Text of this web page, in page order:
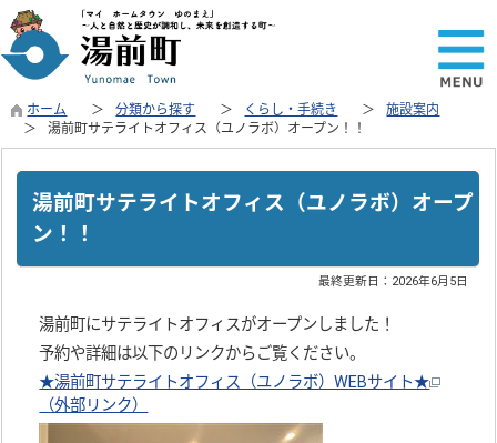
ホーム 分類から探す くらし・手続き
施設案内
湯前町サテライトオフィス（ユノラボ）オープン！！
湯前町サテライトオフィス（ユノラボ）オープ
ン！！
最終更新日： 2026年6月5日
湯前町にサテライトオフィスがオープンしました！
予約や詳細は以下のリンクからご覧ください。
★湯前町サテライトオフィス（ユノラボ）WEBサイト★
（外部リンク）